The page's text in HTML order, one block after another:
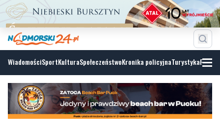
WiadomościSportKulturaSpołeczeństwoKronika policyjnaTurystyka